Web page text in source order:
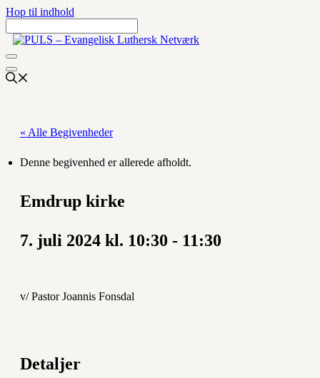
Hop til indhold
« Alle Begivenheder
Denne begivenhed er allerede afholdt.
Emdrup kirke
7. juli 2024 kl. 10:30 - 11:30
v/ Pastor Joannis Fonsdal
Detaljer